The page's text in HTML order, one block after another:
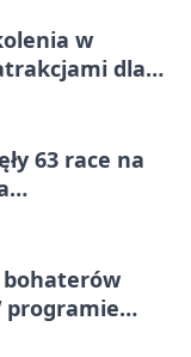
w
dla
63 race na
bohaterów
programie